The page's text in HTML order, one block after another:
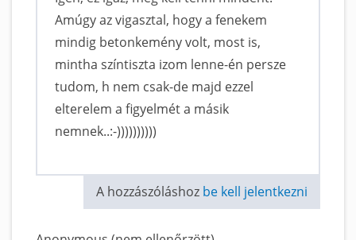
Amúgy az vigasztal, hogy a fenekem
mindig betonkemény volt, most is,
mintha színtiszta izom lenne-én persze
tudom, h nem csak-de majd ezzel
elterelem a figyelmét a másik
nemnek..:-))))))))))
A hozzászóláshoz be kell jelentkezni